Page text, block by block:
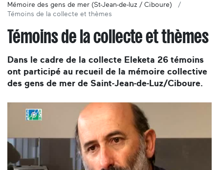
Mémoire des gens de mer (St-Jean-de-luz / Ciboure)
Témoins de la collecte et thèmes
Témoins de la collecte et thèmes
Dans le cadre de la collecte Eleketa 26 témoins
ont participé au recueil de la mémoire collective
des gens de mer de Saint-Jean-de-Luz/Ciboure.